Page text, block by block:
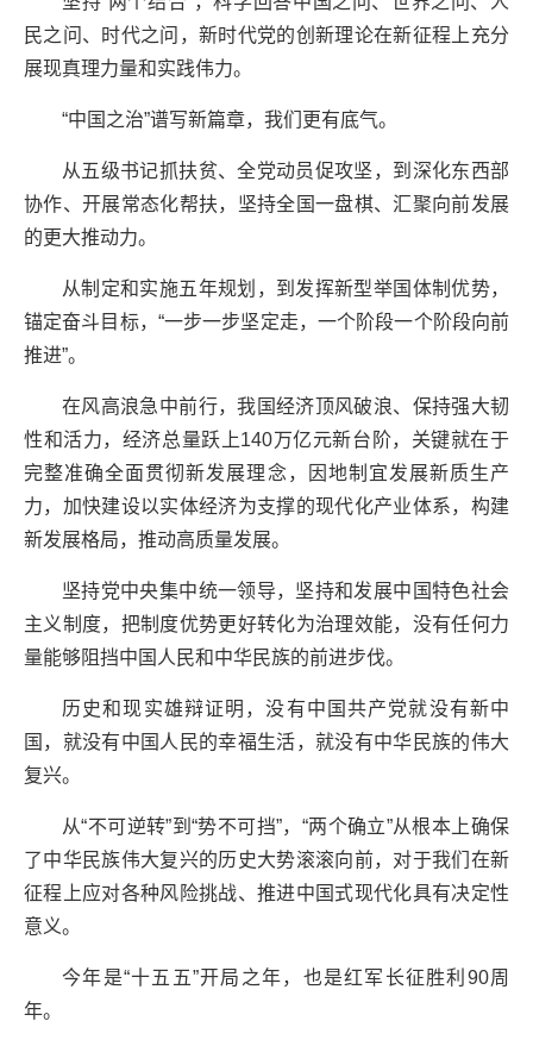
民之问、时代之问，新时代党的创新理论在新征程上充分
展现真理力量和实践伟力。
“中国之治”谱写新篇章，我们更有底气。
从五级书记抓扶贫、全党动员促攻坚，到深化东西部
协作、开展常态化帮扶，坚持全国一盘棋、汇聚向前发展
的更大推动力。
从制定和实施五年规划，到发挥新型举国体制优势，
锚定奋斗目标，“一步一步坚定走，一个阶段一个阶段向前
推进”。
在风高浪急中前行，我国经济顶风破浪、保持强大韧
性和活力，经济总量跃上140万亿元新台阶，关键就在于
完整准确全面贯彻新发展理念，因地制宜发展新质生产
力，加快建设以实体经济为支撑的现代化产业体系，构建
新发展格局，推动高质量发展。
坚持党中央集中统一领导，坚持和发展中国特色社会
主义制度，把制度优势更好转化为治理效能，没有任何力
量能够阻挡中国人民和中华民族的前进步伐。
历史和现实雄辩证明，没有中国共产党就没有新中
国，就没有中国人民的幸福生活，就没有中华民族的伟大
复兴。
从“不可逆转”到“势不可挡”，“两个确立”从根本上确保
了中华民族伟大复兴的历史大势滚滚向前，对于我们在新
征程上应对各种风险挑战、推进中国式现代化具有决定性
意义。
今年是“十五五”开局之年，也是红军长征胜利90周
年。